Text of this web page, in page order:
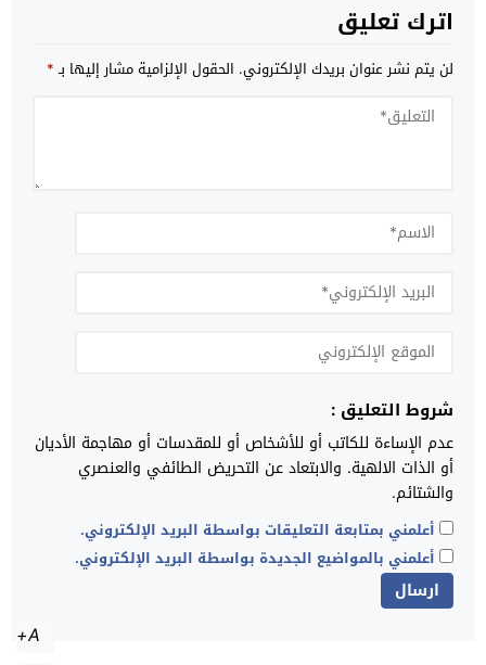
اترك تعليق
لن يتم نشر عنوان بريدك الإلكتروني. الحقول الإلزامية مشار إليها بـ*
شروط التعليق :
عدم الإساءة للكاتب أو للأشخاص أو للمقدسات أو مهاجمة الأديان
أو الذات الالهية. والابتعاد عن التحريض الطائفي والعنصري
والشتائم.
أعلمني بمتابعة التعليقات بواسطة البريد الإلكتروني.
أعلمني بالمواضيع الجديدة بواسطة البريد الإلكتروني.
A+